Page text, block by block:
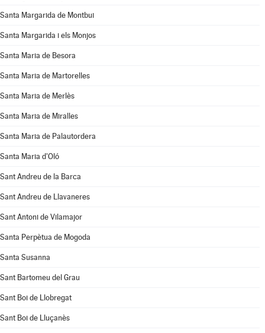
Santa Margarida de Montbui
Santa Margarida i els Monjos
Santa Maria de Besora
Santa Maria de Martorelles
Santa Maria de Merlès
Santa Maria de Miralles
Santa Maria de Palautordera
Santa Maria d'Oló
Sant Andreu de la Barca
Sant Andreu de Llavaneres
Sant Antoni de Vilamajor
Santa Perpètua de Mogoda
Santa Susanna
Sant Bartomeu del Grau
Sant Boi de Llobregat
Sant Boi de Lluçanès